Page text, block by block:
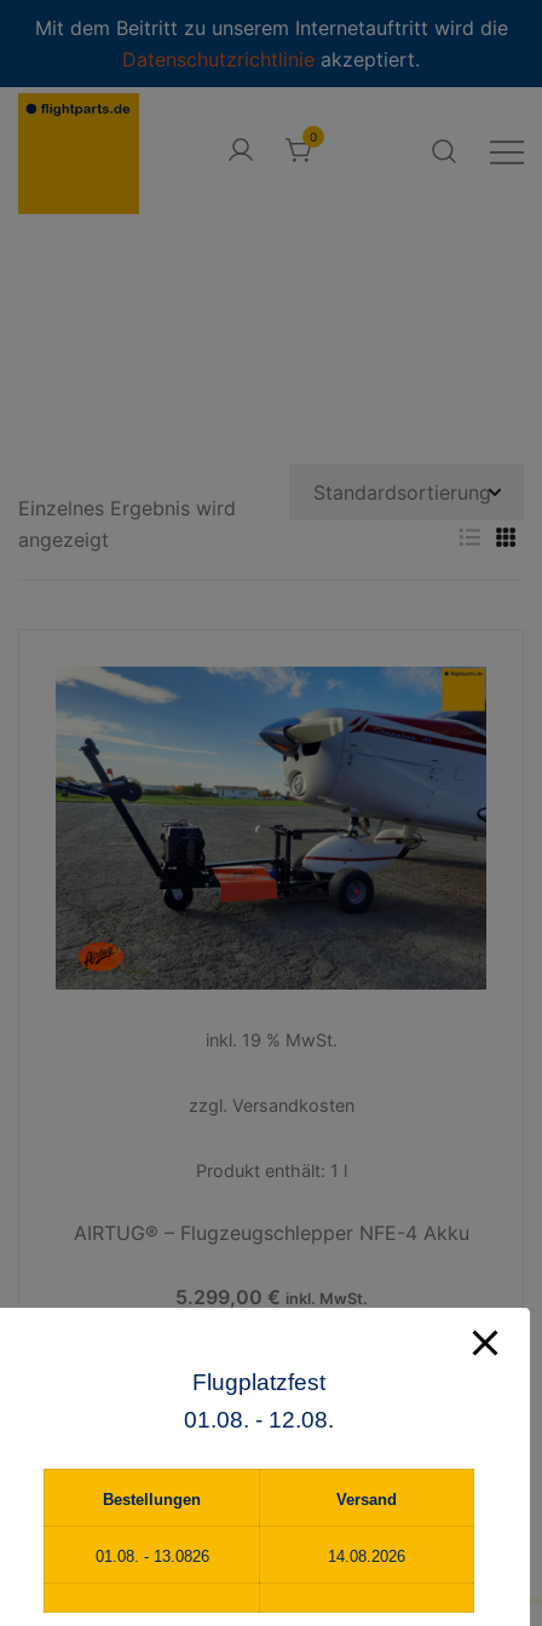
Mit dem Beitritt zu unserem Internetauftritt wird die
Datenschutzrichtlinie akzeptiert.
Zum
0
Einzelnes Ergebnis wird
angezeigt
inkl. 19 % MwSt.
zzgl. Versandkosten
Produkt enthält: 1 l
AIRTUG® – Flugzeugschlepper NFE-4 Akku
5.299,00 € inkl. MwSt.
Das Original aus den USA
© 2026 flightparts.de
modal-check
Flugplatzfest
01.08. - 12.08.
Bestellungen Versand
01.08. - 13.0826 14.08.2026